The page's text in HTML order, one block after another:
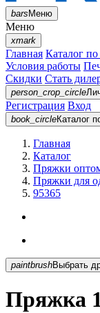
barsМеню
Меню
xmark
Главная Каталог
Условия работы
Скидки Стать
person_crop_circle
Регистрация Вход
book_circleКаталог
Главная
Каталог
Пряжки
Пряжки для
95365
paintbrush
Пряжка